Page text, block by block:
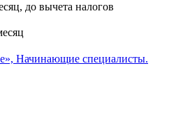
до вычета налогов
Начинающие специалисты.